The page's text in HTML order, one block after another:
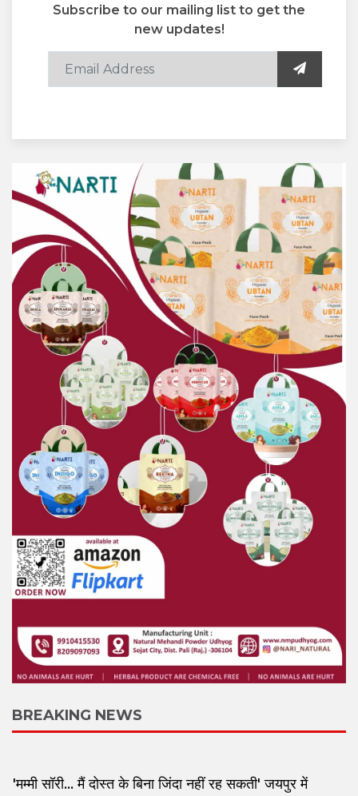
Subscribe to our mailing list to get the
new updates!
BREAKING NEWS
'मम्मी सॉरी... मैं दोस्त के बिना जिंदा नहीं रह सकती' जयपुर में